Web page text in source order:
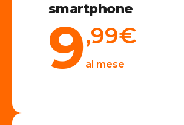
smartphone
9,99€
al mese